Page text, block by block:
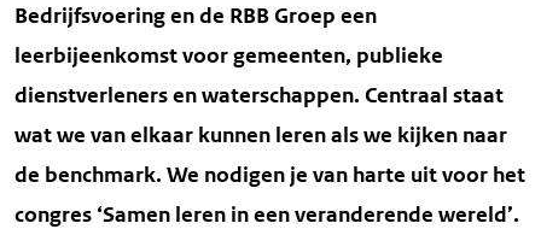
Bedrijfsvoering en de RBB Groep een
leerbijeenkomst voor gemeenten, publieke
dienstverleners en waterschappen. Centraal staat
wat we van elkaar kunnen leren als we kijken naar
de benchmark. We nodigen je van harte uit voor het
congres ‘Samen leren in een veranderende wereld’.